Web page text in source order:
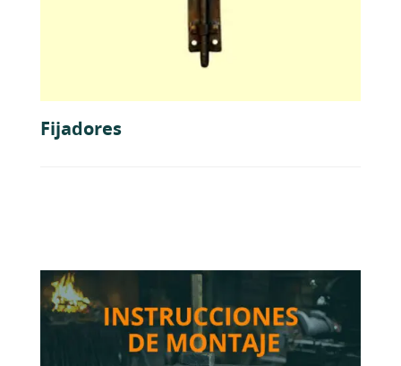
Fijadores